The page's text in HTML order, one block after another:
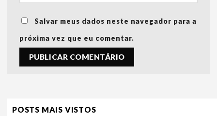
Salvar meus dados neste navegador para a
próxima vez que eu comentar.
POSTS MAIS VISTOS